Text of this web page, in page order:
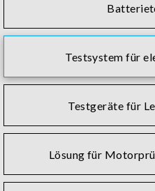
Testsystem für
Testgeräte für
Lösung für